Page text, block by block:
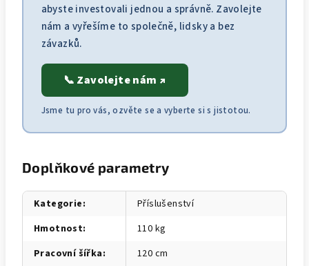
abyste investovali jednou a správně. Zavolejte
nám a vyřešíme to společně, lidsky a bez
závazků.
📞 Zavolejte nám ↗
Jsme tu pro vás, ozvěte se a vyberte si s jistotou.
Doplňkové parametry
Kategorie:
Příslušenství
Hmotnost:
110 kg
Pracovní šířka:
120 cm